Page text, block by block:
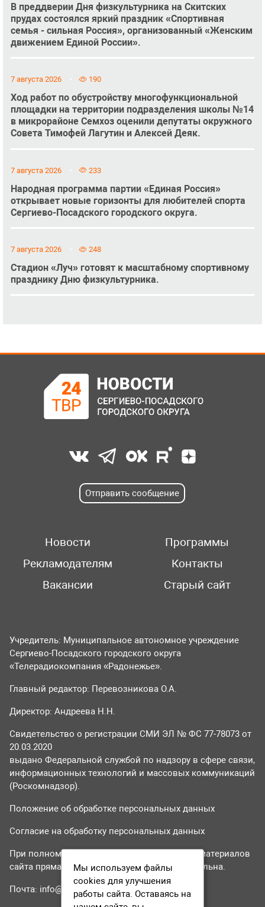
В преддверии Дня физкультурника на Скитских
прудах состоялся яркий праздник «Спортивная
семья - сильная Россия», организованный «Женским
движением Единой России».
7 августа 2026 190
Ход работ по обустройству многофункциональной
площадки на территории подразделения школы №14
в микрорайоне Семхоз оценили депутаты окружного
Совета Тимофей Лагутин и Алексей Деяк.
7 августа 2026 233
Народная программа партии «Единая Россия»
открывает новые горизонты для любителей спорта
Сергиево-Посадского городского округа.
7 августа 2026 248
Стадион «Луч» готовят к масштабному спортивному
празднику Дню физкультурника.
Отправить сообщение
Новости
Программы
Рекламодателям
Контакты
Вакансии
Старый сайт
Учредитель: Муниципальное автономное учреждение
Сергиево-Посадского городского округа
«Телерадиокомпания «Радонежье».
Главный редактор: Перевозникова О.А.
Директор: Андреева Н.Н.
Свидетельство о регистрации СМИ ЭЛ № ФС 77-78073 от
20.03.2020
выдано Федеральной службой по надзору в сфере связи,
информационных технологий и массовых коммуникаций
(Роскомнадзор).
Положение об обработке персональных данных
Согласие на обработку персональных данных
При полном или частичном использовании материалов
сайта прямая гиперссылка на tvr24.tv обязательна.
Почта: info@tvr24.tv
Мы используем файлы
cookies для улучшения
работы сайта. Оставаясь на